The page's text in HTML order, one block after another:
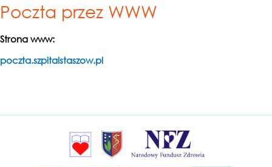
Poczta przez WWW
Strona www:
poczta.szpitalstaszow.pl